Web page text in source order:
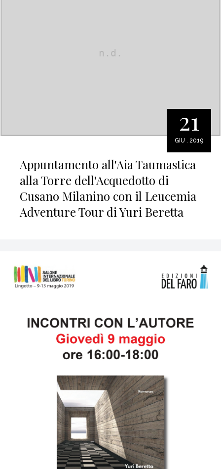
21
GIU . 2019
Appuntamento all'Aia Taumastica
alla Torre dell'Acquedotto di
Cusano Milanino con il Leucemia
Adventure Tour di Yuri Beretta